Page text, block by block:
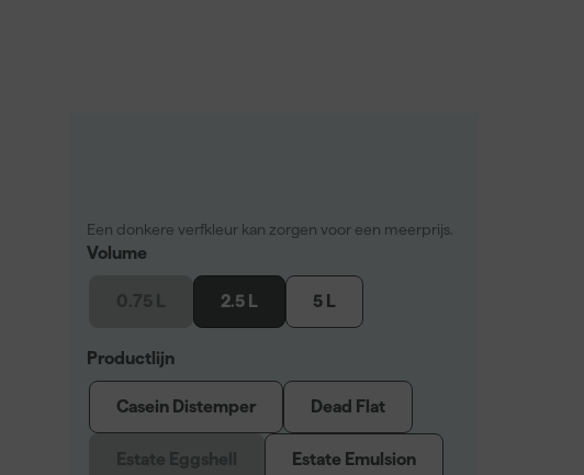
Een donkere verfkleur kan zorgen voor een meerprijs.
Volume
2.5 L 5 L
Productlijn
Casein Distemper Dead Flat
Estate Emulsion